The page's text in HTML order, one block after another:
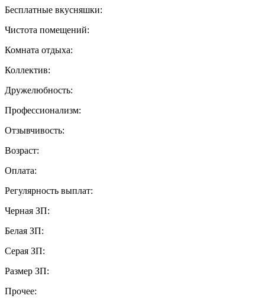
Бесплатные вкусняшки:
Чистота помещений:
Комната отдыха:
Коллектив:
Дружелюбность:
Профессионализм:
Отзывчивость:
Возраст:
Оплата:
Регулярность выплат:
Черная ЗП:
Белая ЗП:
Серая ЗП:
Размер ЗП:
Прочее: